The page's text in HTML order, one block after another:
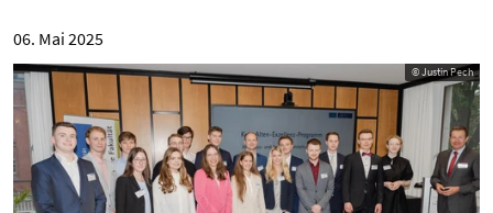
06. Mai 2025
© Justin Pech